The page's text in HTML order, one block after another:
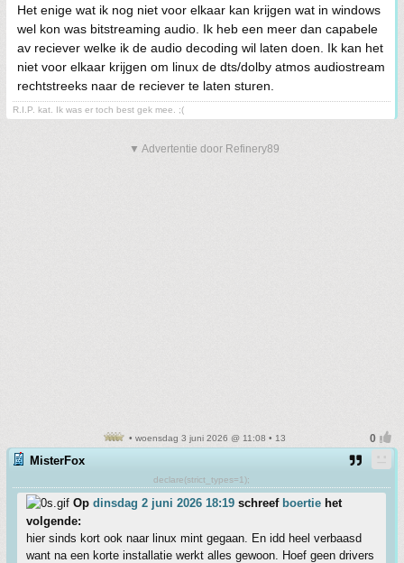
Het enige wat ik nog niet voor elkaar kan krijgen wat in windows
wel kon was bitstreaming audio. Ik heb een meer dan capabele
av reciever welke ik de audio decoding wil laten doen. Ik kan het
niet voor elkaar krijgen om linux de dts/dolby atmos audiostream
rechtstreeks naar de reciever te laten sturen.
R.I.P. kat. Ik was er toch best gek mee. ;(
▼ Advertentie door Refinery89
• woensdag 3 juni 2026 @ 11:08 • 13
MisterFox
declare(strict_types=1);
Op dinsdag 2 juni 2026 18:19 schreef boertie het
volgende:
hier sinds kort ook naar linux mint gegaan. En idd heel verbaasd
want na een korte installatie werkt alles gewoon. Hoef geen drivers